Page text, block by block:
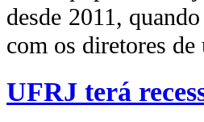
desde 2011,
com os diretores
UFRJ terá